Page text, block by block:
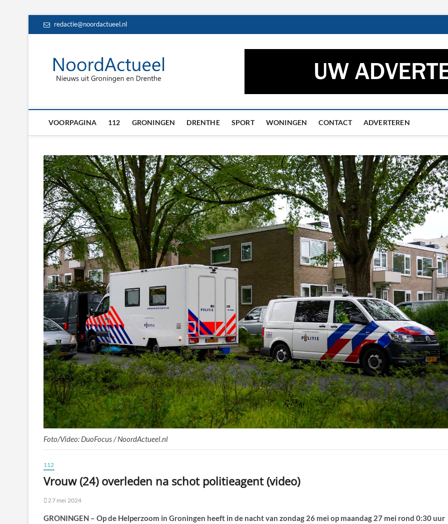
redactie@noordactueel.nl
NoordActueel – Het laatste
VOORPAGINA 112 GRONINGEN DRENTHE SPORT WONINGEN CONTACT ADVERTEREN
Foto/Video: DuoFocus / NoordActueel.nl
112
Vrouw (24) overleden na schot politieagent (video)
27 mei 2024
GRONINGEN – Op de Helperzoom in Groningen heeft in de nacht van zondag 26 mei op maandag 27 mei rond 0:30 uur